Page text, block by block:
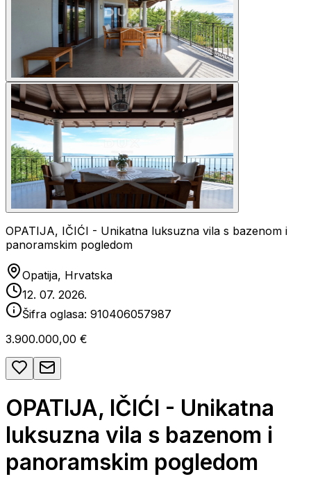
OPATIJA, IČIĆI - Unikatna luksuzna vila s bazenom i
panoramskim pogledom
Opatija, Hrvatska
12. 07. 2026.
Šifra oglasa: 910406057987
3.900.000,00 €
OPATIJA, IČIĆI - Unikatna
luksuzna vila s bazenom i
panoramskim pogledom